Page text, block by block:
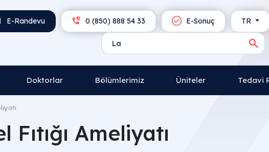
TR
E-Sonuç
0 (850) 888 54 33
E-Randevu
Doktorlar Bölümlerimiz Üniteler Tedavi
Fıtığı Ameliyatı